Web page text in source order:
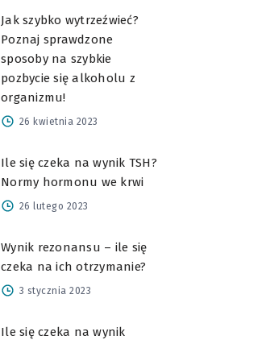
Jak szybko wytrzeźwieć?
Poznaj sprawdzone
sposoby na szybkie
pozbycie się alkoholu z
organizmu!
26 kwietnia 2023
Ile się czeka na wynik TSH?
Normy hormonu we krwi
26 lutego 2023
Wynik rezonansu – ile się
czeka na ich otrzymanie?
3 stycznia 2023
Ile się czeka na wynik